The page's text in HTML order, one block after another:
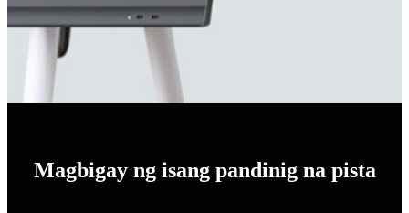
Magbigay ng isang pandinig na pista